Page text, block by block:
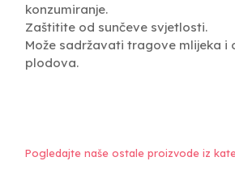
konzumiranje.
Zaštitite od sunčeve svjetlosti.
Može sadržavati tragove mlijeka i
plodova.
Pogledajte naše ostale proizvode iz